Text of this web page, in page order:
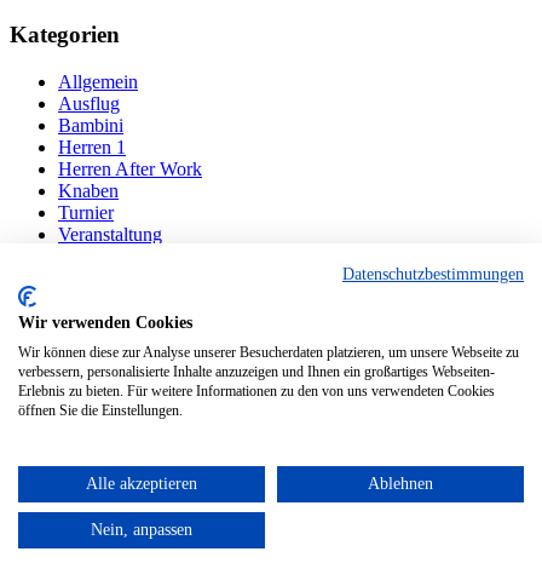
Kategorien
Allgemein
Ausflug
Bambini
Herren 1
Herren After Work
Knaben
Turnier
Veranstaltung
Navigation
Der Verein
Mannschaften
Ansprechpartner
Sponsoren
Kontakt
Datenschutz
Impressum
Datenschutzbestimmungen
Wir verwenden Cookies
Wir können diese zur Analyse unserer Besucherdaten platzieren, um unsere Webseite zu
verbessern, personalisierte Inhalte anzuzeigen und Ihnen ein großartiges Webseiten-
Erlebnis zu bieten. Für weitere Informationen zu den von uns verwendeten Cookies
öffnen Sie die Einstellungen.
Alle akzeptieren Ablehnen
Nein, anpassen